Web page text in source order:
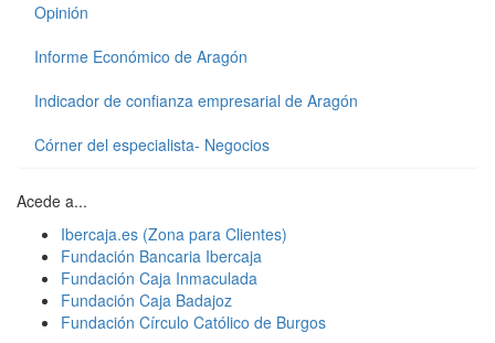
Opinión
Informe Económico de Aragón
Indicador de confianza empresarial de Aragón
Córner del especialista- Negocios
Acede a...
Ibercaja.es (Zona para Clientes)
Fundación Bancaria Ibercaja
Fundación Caja Inmaculada
Fundación Caja Badajoz
Fundación Círculo Católico de Burgos